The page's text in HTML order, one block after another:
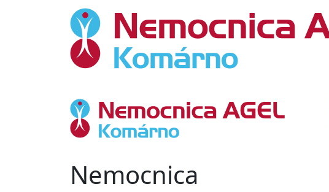
Nemocnica